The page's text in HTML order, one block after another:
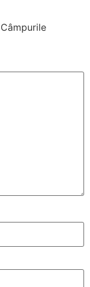
Câmpurile